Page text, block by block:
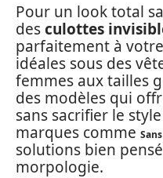
Pour un look total
desculottes
parfaitement à
idéales sous des
femmes aux tailles
des modèles qui
sans sacrifier le
marques comme
solutions bien
morpologie.